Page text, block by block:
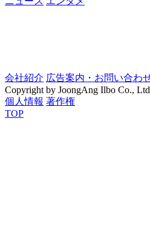
会社紹介 広告案内・お問い合わ
Copyright by JoongAng Ilbo Co.,
個人情報 著作権
TOP